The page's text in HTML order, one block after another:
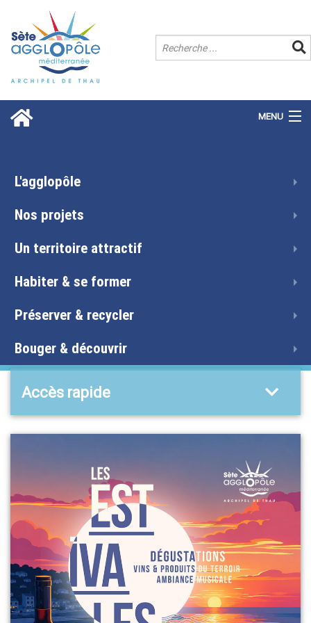
MENU
L'agglopôle
Nos projets
Un territoire attractif
Habiter & se former
Préserver & recycler
Bouger & découvrir
Accès rapide